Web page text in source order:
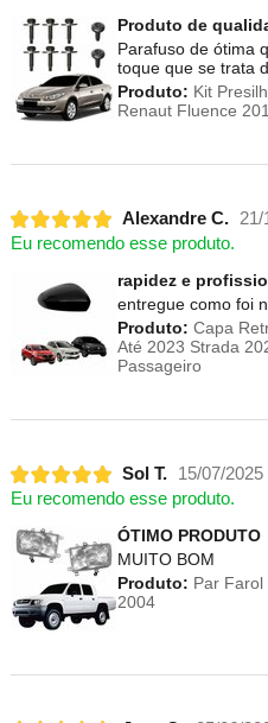
Produto de
Parafuso de ótima
toque que se trata
Produto: Kit
Renaut Fluence
Alexandre C.
21/
Eu recomendo esse produto.
rapidez e
entregue como foi
Produto: Capa
Até 2023 Strada
Passageiro
Sol T.
15/07/2025
Eu recomendo esse produto.
ÓTIMO PRODUTO
MUITO BOM
Produto: Par Farol
2004